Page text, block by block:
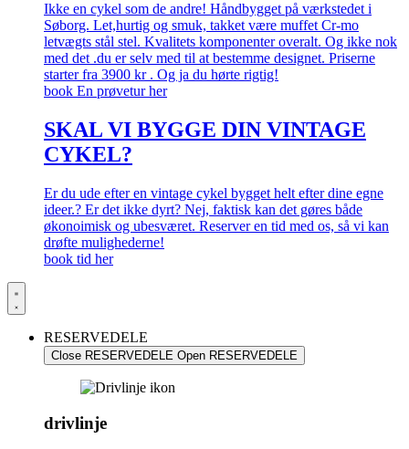
Ikke en cykel som de andre! Håndbygget på værkstedet i
Søborg. Let,hurtig og smuk, takket være muffet Cr-mo
letvægts stål stel. Kvalitets komponenter overalt. Og ikke nok
med det .du er selv med til at bestemme designet. Priserne
starter fra 3900 kr . Og ja du hørte rigtig!
book En prøvetur her
SKAL VI BYGGE DIN VINTAGE
CYKEL?
Er du ude efter en vintage cykel bygget helt efter dine egne
ideer.? Er det ikke dyrt? Nej, faktisk kan det gøres både
økonoimisk og ubesværet. Reserver en tid med os, så vi kan
drøfte mulighederne!
book tid her
RESERVEDELE
Close RESERVEDELE Open RESERVEDELE
drivlinje